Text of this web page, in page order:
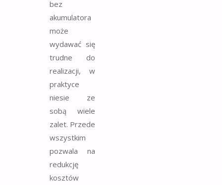
bez
akumulatora
może
wydawać się
trudne do
realizacji, w
praktyce
niesie ze
sobą wiele
zalet. Przede
wszystkim
pozwala na
redukcję
kosztów